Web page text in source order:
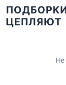
ЦЕПЛЯЮТ
Не